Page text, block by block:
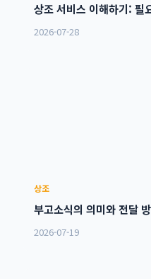
상조 서비스 이해하기: 필
2026-07-28
상조
부고소식의 의미와 전달
2026-07-19